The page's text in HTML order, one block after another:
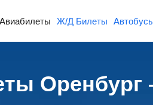
Авиабилеты Ж/Д Билеты
Оренбург